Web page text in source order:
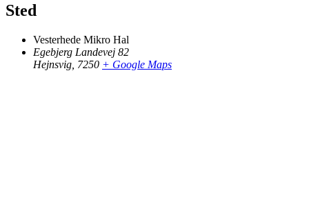
Sted
Vesterhede Mikro Hal
Egebjerg Landevej 82
Hejnsvig 7250 + Google Maps